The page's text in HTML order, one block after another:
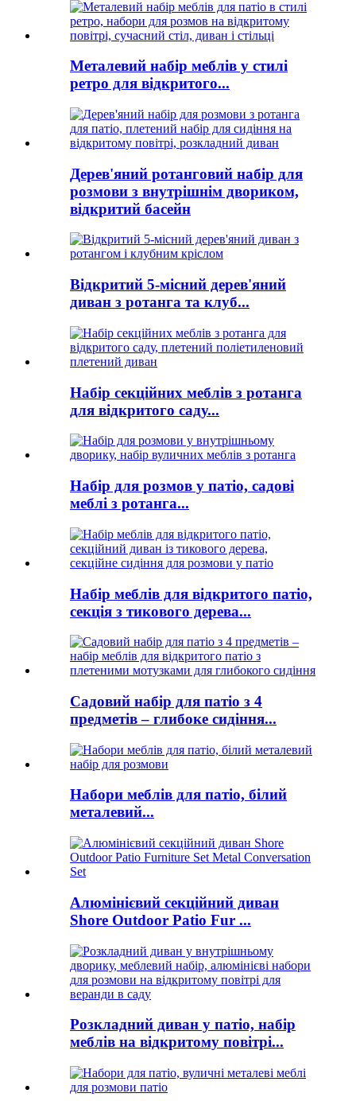
Металевий набір меблів у стилі
ретро для відкритого...
Дерев'яний ротанговий набір для
розмови з внутрішнім двориком,
відкритий басейн
Відкритий 5-місний дерев'яний
диван з ротанга та клуб...
Набір секційних меблів з ротанга
для відкритого саду...
Набір для розмов у патіо, садові
меблі з ротанга...
Набір меблів для відкритого патіо,
секція з тикового дерева...
Садовий набір для патіо з 4
предметів – глибоке сидіння...
Набори меблів для патіо, білий
металевий...
Алюмінієвий секційний диван
Shore Outdoor Patio Fur ...
Розкладний диван у патіо, набір
меблів на відкритому повітрі...